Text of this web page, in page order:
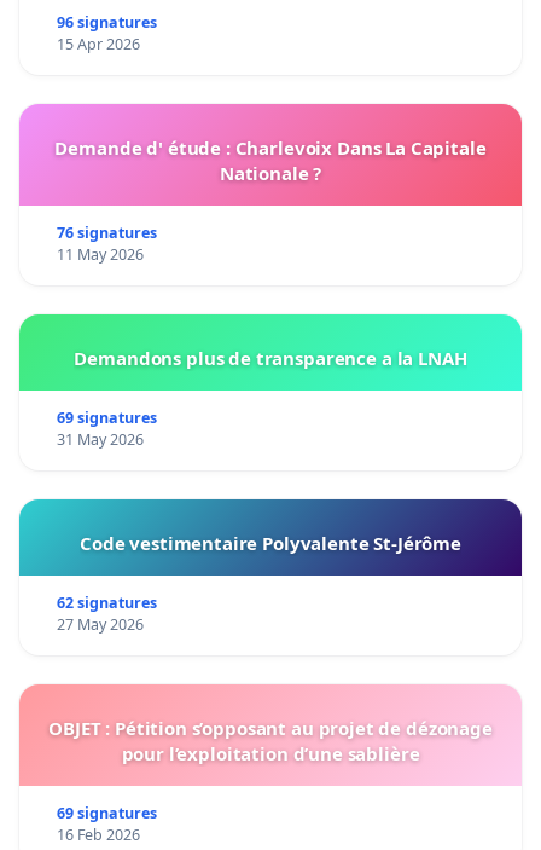
96 signatures
15 Apr 2026
Demande d' étude : Charlevoix Dans La Capitale
Nationale ?
76 signatures
11 May 2026
Demandons plus de transparence a la LNAH
69 signatures
31 May 2026
Code vestimentaire Polyvalente St-Jérôme
62 signatures
27 May 2026
OBJET : Pétition s’opposant au projet de dézonage
pour l’exploitation d’une sablière
69 signatures
16 Feb 2026